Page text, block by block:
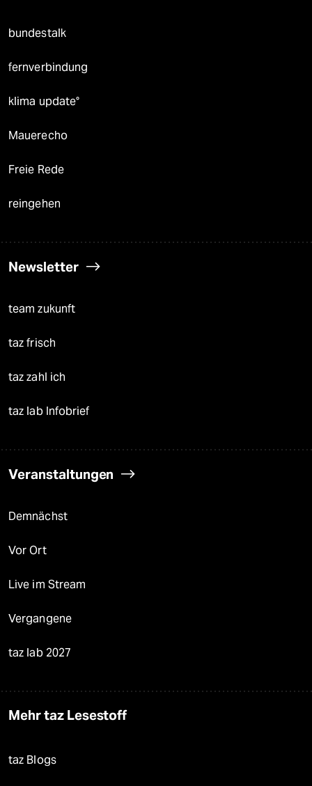
bundestalk
fernverbindung
klima update°
Mauerecho
Freie Rede
reingehen
Newsletter
team zukunft
taz frisch
taz zahl ich
taz lab Infobrief
Veranstaltungen
Demnächst
Vor Ort
Live im Stream
Vergangene
taz lab 2027
Mehr taz Lesestoff
taz Blogs